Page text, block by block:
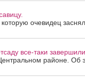
очевидец
все-таки завершили .
районе. Об